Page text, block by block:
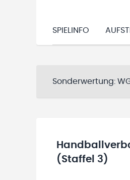
SPIELINFO
Sonderwertung:
(Staffel 3)